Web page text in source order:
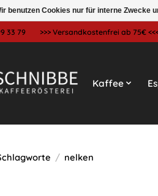
33 79 >>> Versandkostenfrei ab 75€
Kaffee
/ nelken
benutzen Cookies nur für interne Zwecke